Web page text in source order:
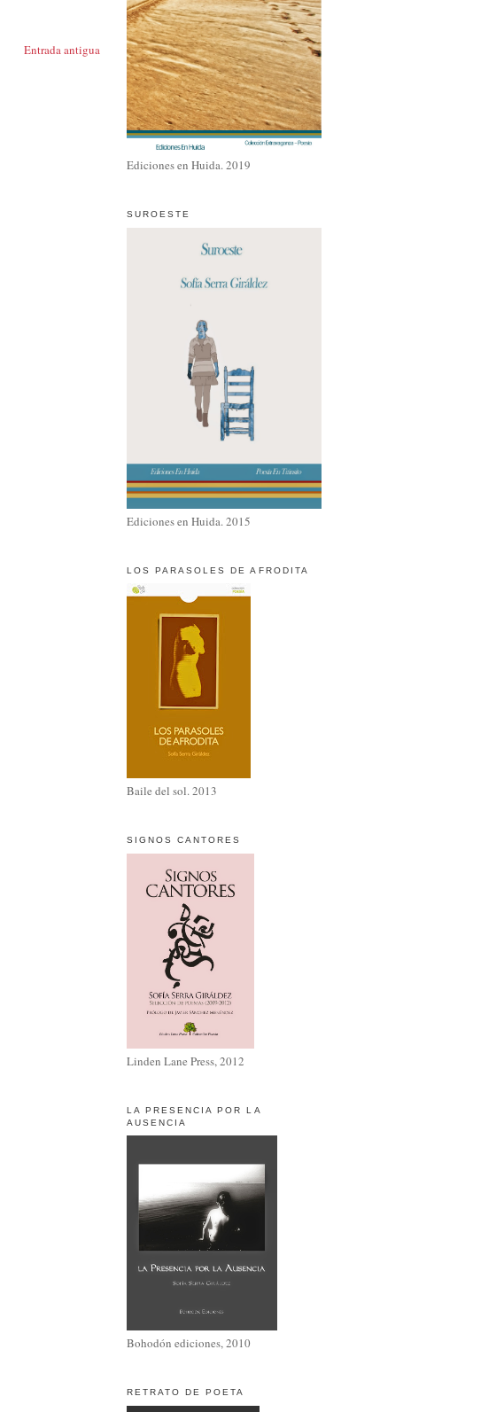
Entrada antigua
Ediciones en Huida. 2019
SUROESTE
Ediciones en Huida. 2015
LOS PARASOLES DE AFRODITA
Baile del sol. 2013
SIGNOS CANTORES
Linden Lane Press, 2012
LA PRESENCIA POR LA
AUSENCIA
Bohodón ediciones, 2010
RETRATO DE POETA